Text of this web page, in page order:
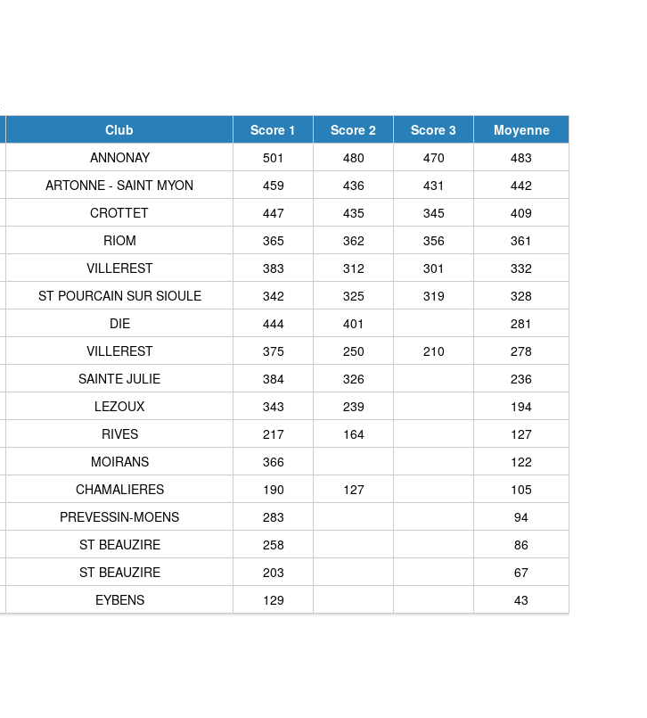
Club Score 1 Score 2 Score 3
Moyenne
ANNONAY 501 480 470
483
ARTONNE - SAINT MYON 459 436 431
442
CROTTET 447 435 345
409
RIOM 365 362 356
361
VILLEREST 383 312 301
332
ST POURCAIN SUR SIOULE 342 325 319
328
DIE 444 401
281
VILLEREST 375 250 210
278
SAINTE JULIE 384 326
236
LEZOUX 343 239
194
RIVES 217 164
127
MOIRANS 366
122
CHAMALIERES 190 127
105
PREVESSIN-MOENS 283
94
ST BEAUZIRE 258
86
ST BEAUZIRE 203
67
EYBENS 129 43